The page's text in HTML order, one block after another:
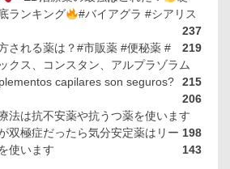
ランキング
#バイアグラ #シアリス
237
される薬は？#市販薬 #便秘薬 #
219
クス、コンスタン、アルプラゾラム
215
capilares son seguros?
206
法は抗不安薬や抗うつ薬を使います
198
双極症だったら気分安定薬はリー
使います
143